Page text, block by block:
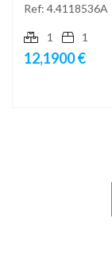
Ref: 4.4118536A
1 1
12,1900 €